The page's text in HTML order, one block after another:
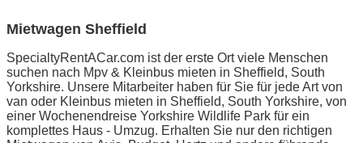
Mietwagen Sheffield
SpecialtyRentACar.com ist der erste Ort viele Menschen
suchen nach Mpv & Kleinbus mieten in Sheffield, South
Yorkshire. Unsere Mitarbeiter haben für Sie für jede Art von
van oder Kleinbus mieten in Sheffield, South Yorkshire, von
einer Wochenendreise Yorkshire Wildlife Park für ein
komplettes Haus - Umzug. Erhalten Sie nur den richtigen